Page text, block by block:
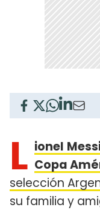
L ionel
Copa
selección
su familia y